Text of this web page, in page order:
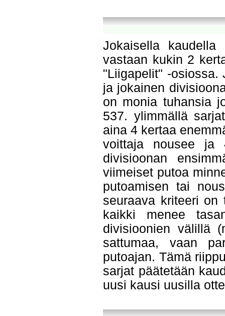
Jokaisella
vastaan kukin 2
"Liigapelit" -osiossa.
ja jokainen
on monia tuhansia
537. ylimmällä
aina 4 kertaa
voittaja nousee ja
divisioonan
viimeiset putoa
putoamisen tai
seuraava kriteeri
kaikki menee
divisioonien välillä
sattumaa, vaan
putoajan. Tämä
sarjat päätetään
uusi kausi uusilla